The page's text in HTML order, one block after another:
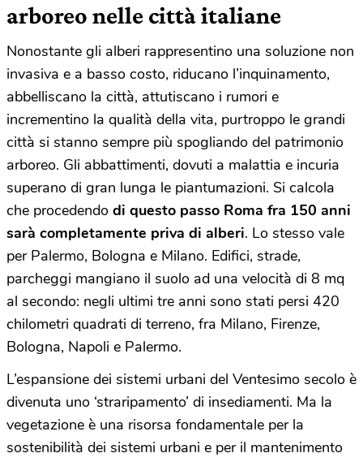
arboreo nelle città italiane
Nonostante gli alberi rappresentino una soluzione non
invasiva e a basso costo, riducano l’inquinamento,
abbelliscano la città, attutiscano i rumori e
incrementino la qualità della vita, purtroppo le grandi
città si stanno sempre più spogliando del patrimonio
arboreo. Gli abbattimenti, dovuti a malattia e incuria
superano di gran lunga le piantumazioni. Si calcola
che procedendo di questo passo Roma fra 150 anni
sarà completamente priva di alberi. Lo stesso vale
per Palermo, Bologna e Milano. Edifici, strade,
parcheggi mangiano il suolo ad una velocità di 8 mq
al secondo: negli ultimi tre anni sono stati persi 420
chilometri quadrati di terreno, fra Milano, Firenze,
Bologna, Napoli e Palermo.
L’espansione dei sistemi urbani del Ventesimo secolo è
divenuta uno ‘straripamento’ di insediamenti. Ma la
vegetazione è una risorsa fondamentale per la
sostenibilità dei sistemi urbani e per il mantenimento